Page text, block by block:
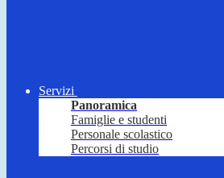
Servizi
Panoramica
Famiglie e studenti
Personale scolastico
Percorsi di studio